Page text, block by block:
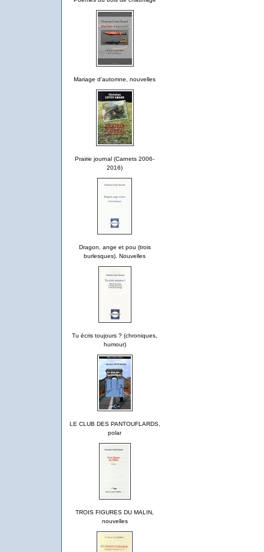
Mariage d'automne, nouvelles
Prairie journal (Carnets 2006-
2016)
Dragon, ange et pou (trois
burlesques). Nouvelles
Tu écris toujours ? (chroniques,
humour)
LE CLUB DES PANTOUFLARDS,
polar
TROIS FIGURES DU MALIN,
nouvelles